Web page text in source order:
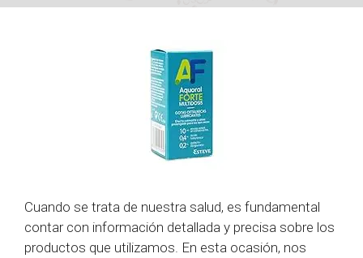
Cuando se trata de nuestra salud, es fundamental
contar con información detallada y precisa sobre los
productos que utilizamos. En esta ocasión, nos